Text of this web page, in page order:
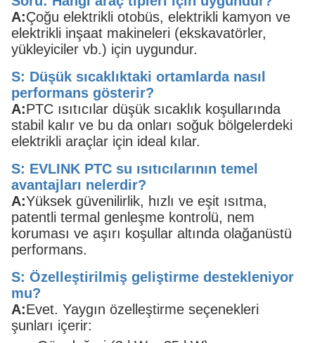
A:Çoğu elektrikli otobüs, elektrikli kamyon ve
elektrikli inşaat makineleri (ekskavatörler,
yükleyiciler vb.) için uygundur.
S: Düşük sıcaklıktaki ortamlarda nasıl
performans gösterir?
A:PTC ısıtıcılar düşük sıcaklık koşullarında
stabil kalır ve bu da onları soğuk bölgelerdeki
elektrikli araçlar için ideal kılar.
S: EVLINK PTC su ısıtıcılarının temel
avantajları nelerdir?
A:Yüksek güvenilirlik, hızlı ve eşit ısıtma,
patentli termal genleşme kontrolü, nem
koruması ve aşırı koşullar altında olağanüstü
performans.
S: Özelleştirilmiş geliştirme destekleniyor
mu?
A:Evet. Yaygın özelleştirme seçenekleri
şunları içerir: